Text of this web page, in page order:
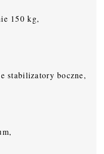
150 kg,
stabilizatory boczne,